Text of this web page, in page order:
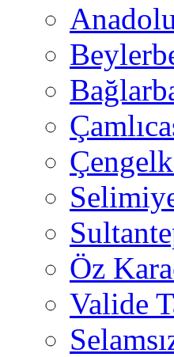
Öz
Valide